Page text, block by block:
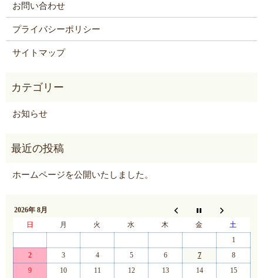
お問い合わせ
プライバシーポリシー
サイトマップ
お知らせ
ホームページを公開いたしました。
2026年 8月
日
月 火 水 木 金
土
1
2
3 4 5 6 7
8
9
10 11 12 13 14 15